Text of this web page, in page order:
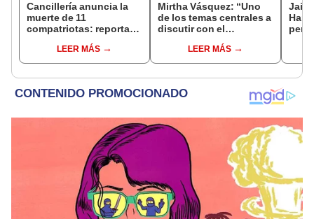
Cancillería anuncia la
muerte de 11
compatriotas: reportan
capturados por Ucrania
LEER MÁS
Mirtha Vásquez: “Uno
de los temas centrales a
discutir con el
memoria"LEER MÁS